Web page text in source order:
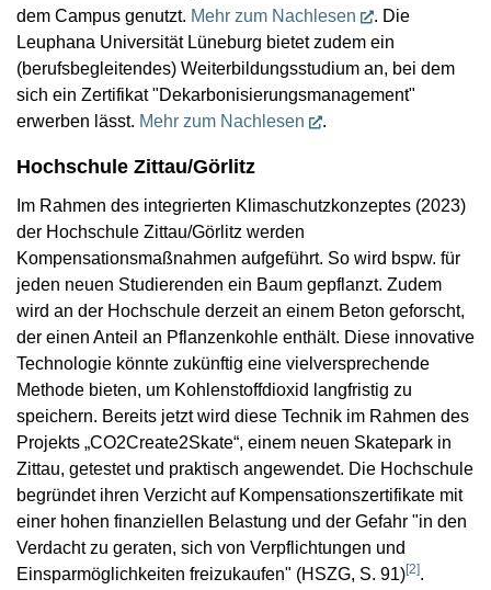
dem Campus genutzt. Mehr zum Nachlesen
. Die
Leuphana Universität Lüneburg bietet zudem ein
(berufsbegleitendes) Weiterbildungsstudium an, bei dem
sich ein Zertifikat "Dekarbonisierungsmanagement"
erwerben lässt. Mehr zum Nachlesen .
Hochschule Zittau/Görlitz
Im Rahmen des integrierten Klimaschutzkonzeptes (2023)
der Hochschule Zittau/Görlitz werden
Kompensationsmaßnahmen aufgeführt. So wird bspw. für
jeden neuen Studierenden ein Baum gepflanzt. Zudem
wird an der Hochschule derzeit an einem Beton geforscht,
der einen Anteil an Pflanzenkohle enthält. Diese innovative
Technologie könnte zukünftig eine vielversprechende
Methode bieten, um Kohlenstoffdioxid langfristig zu
speichern. Bereits jetzt wird diese Technik im Rahmen des
Projekts „CO2Create2Skate“, einem neuen Skatepark in
Zittau, getestet und praktisch angewendet. Die Hochschule
begründet ihren Verzicht auf Kompensationszertifikate mit
einer hohen finanziellen Belastung und der Gefahr "in den
Verdacht zu geraten, sich von Verpflichtungen und
Einsparmöglichkeiten freizukaufen" (HSZG, S. 91)[2].